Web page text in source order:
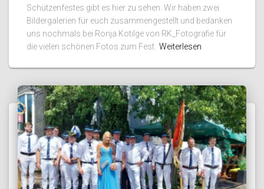
Schützenfestes gibt es hier zu sehen. Wir haben zwei
Bildergalerien für euch zusammengestellt und bedanken
uns nochmals bei Ronja Kotilge von RK_Fotografie für
die vielen schönen Fotos zum Fest. Weiterlesen